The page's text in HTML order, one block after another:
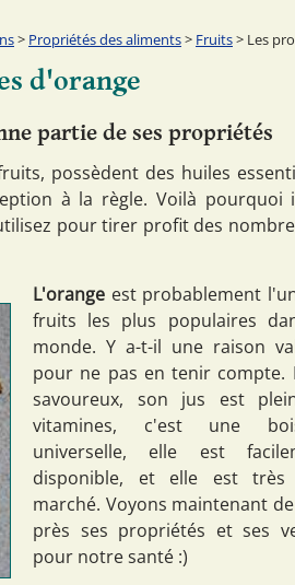
> Propriétés des aliments> Fruits> Les
d'orange
partie de ses propriétés
possèdent des huiles
à la règle. Voilà pourquoi
pour tirer profit des
L'orange est probablement
fruits les plus populaires
monde. Y a-t-il une raison
pour ne pas en tenir compte.
savoureux, son jus est
vitamines, c'est une
universelle, elle est
disponible, et elle est très
marché. Voyons maintenant
près ses propriétés et ses
pour notre santé :)